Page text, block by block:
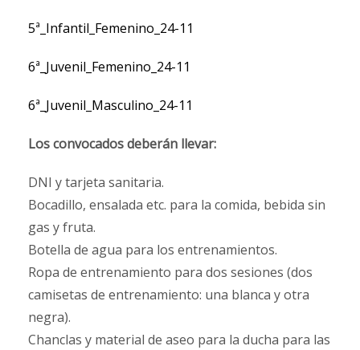
5ª_Infantil_Femenino_24-11
6ª_Juvenil_Femenino_24-11
6ª_Juvenil_Masculino_24-11
Los convocados deberán llevar:
DNI y tarjeta sanitaria.
Bocadillo, ensalada etc. para la comida, bebida sin
gas y fruta.
Botella de agua para los entrenamientos.
Ropa de entrenamiento para dos sesiones (dos
camisetas de entrenamiento: una blanca y otra
negra).
Chanclas y material de aseo para la ducha para las